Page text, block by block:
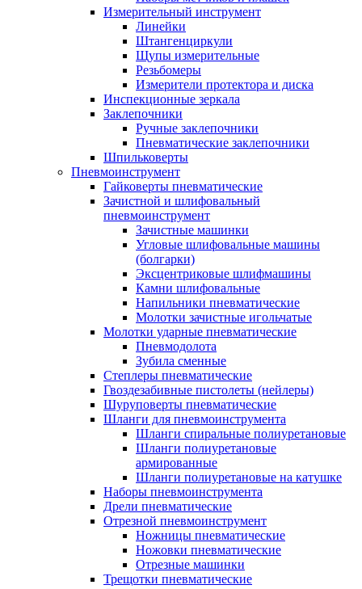
Измерительный инструмент
Линейки
Штангенциркули
Щупы измерительные
Резьбомеры
Измерители протектора и диска
Инспекционные зеркала
Заклепочники
Ручные заклепочники
Пневматические заклепочники
Шпильковерты
Пневмоинструмент
Гайковерты пневматические
Зачистной и шлифовальный
пневмоинструмент
Зачистные машинки
Угловые шлифовальные машины
(болгарки)
Эксцентриковые шлифмашины
Камни шлифовальные
Напильники пневматические
Молотки зачистные игольчатые
Молотки ударные пневматические
Пневмодолота
Зубила сменные
Степлеры пневматические
Гвоздезабивные пистолеты (нейлеры)
Шуруповерты пневматические
Шланги для пневмоинструмента
Шланги спиральные полиуретановые
Шланги полиуретановые
армированные
Шланги полиуретановые на катушке
Наборы пневмоинструмента
Дрели пневматические
Отрезной пневмоинструмент
Ножницы пневматические
Ножовки пневматические
Отрезные машинки
Трещотки пневматические